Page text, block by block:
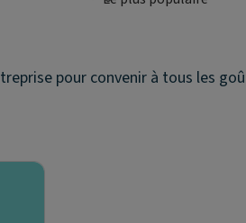
pour convenir à tous les